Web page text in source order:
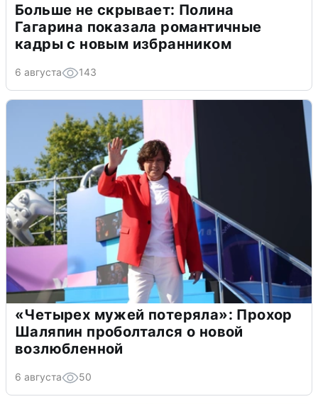
Больше не скрывает: Полина
Гагарина показала романтичные
кадры с новым избранником
6 августа 143
«Четырех мужей потеряла»: Прохор
Шаляпин проболтался о новой
возлюбленной
6 августа 50